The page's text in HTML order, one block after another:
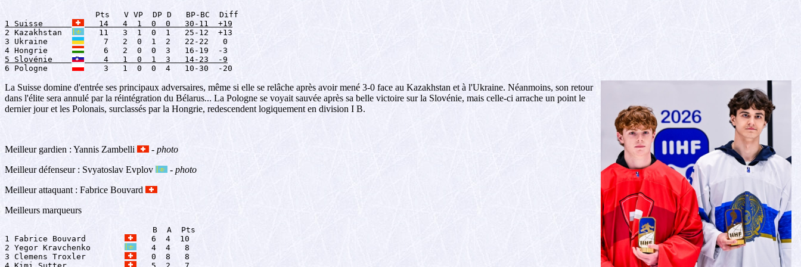
1 Suisse
   14   4  1  0  0   30-11  +19
2 Kazakhstan
   11   3  1  0  1   25-12  +13
3 Ukraine
    7   2  0  1  2   22-22   0
4 Hongrie
5 Slovénie
    4   1  0  1  3   14-23  -9
6 Pologne
    3   1  0  0  4   10-30  -20
La Suisse domine d'entrée ses principaux adversaires, même si elle se relâche après avoir mené 3-0 face au Kazakhstan et à l'Ukraine. Néanmoins, son retour
dans l'élite sera annulé par la réintégration du Bélarus... La Pologne se voyait sauvée après sa belle victoire sur la Slovénie, mais celle-ci arrache un point le
dernier jour et les Polonais, surclassés par la Hongrie, redescendent logiquement en division I B.
Meilleur gardien : Yannis Zambelli - photo
Meilleur défenseur : Svyatoslav Evplov
- photo
Meilleur attaquant : Fabrice Bouvard
Meilleurs marqueurs
                               B  A  Pts
1 Fabrice Bouvard
   6  4  10
2 Yegor Kravchenko
   4  4   8
3 Clemens Troxler
   0  8   8